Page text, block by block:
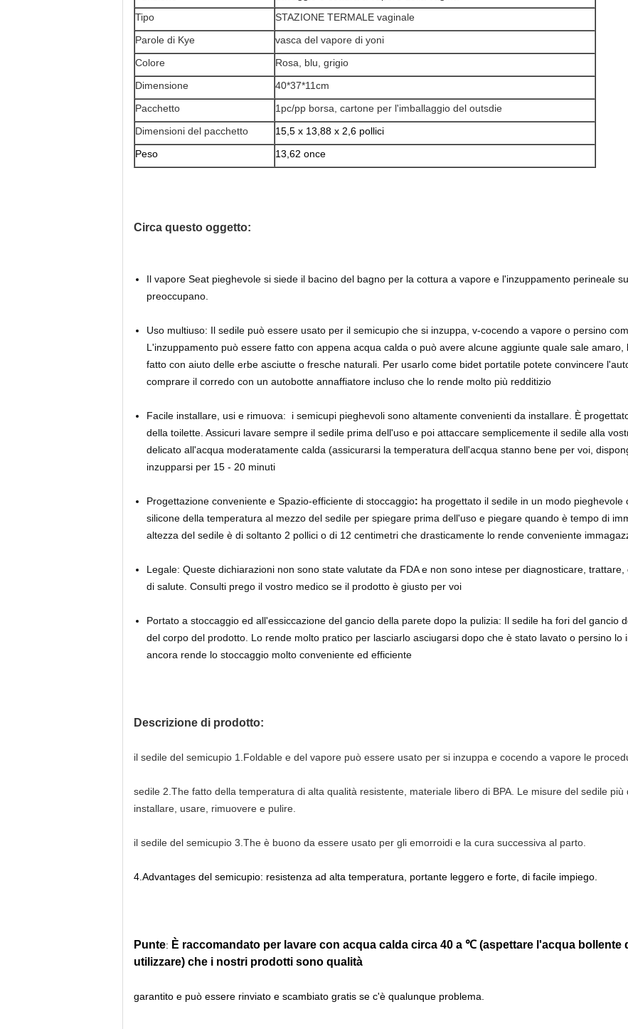
Tipo
STAZIONE TERMALE vaginale
Parole di Kye
vasca del vapore di yoni
Colore
Rosa, blu, grigio
Dimensione
40*37*11cm
Pacchetto
1pc/pp borsa, cartone per l'imballaggio del outsdie
Dimensioni del pacchetto
15,5 x 13,88 x 2,6 pollici
Peso
13,62 once
Circa questo oggetto:
Il vapore Seat pieghevole si siede il bacino del bagno per la cottura a vapore e l'inzuppamento perineale
preoccupano.
Uso multiuso: Il sedile può essere usato per il semicupio che si inzuppa, v-cocendo a vapore o persino
L'inzuppamento può essere fatto con appena acqua calda o può avere alcune aggiunte quale sale
fatto con aiuto delle erbe asciutte o fresche naturali. Per usarlo come bidet portatile potete convincere
comprare il corredo con un autobotte annaffiatore incluso che lo rende molto più redditizio
Facile installare, usi e rimuova: i semicupi pieghevoli sono altamente convenienti da installare. È
della toilette. Assicuri lavare sempre il sedile prima dell'uso e poi attaccare semplicemente il sedile alla
delicato all'acqua moderatamente calda (assicurarsi la temperatura dell'acqua stanno bene per voi,
inzupparsi per 15 - 20 minuti
Progettazione conveniente e Spazio-efficiente di stoccaggio: ha progettato il sedile in un modo
silicone della temperatura al mezzo del sedile per spiegare prima dell'uso e piegare quando è tempo di
altezza del sedile è di soltanto 2 pollici o di 12 centimetri che drasticamente lo rende conveniente
Legale: Queste dichiarazioni non sono state valutate da FDA e non sono intese per diagnosticare,
di salute. Consulti prego il vostro medico se il prodotto è giusto per voi
Portato a stoccaggio ed all'essiccazione del gancio della parete dopo la pulizia: Il sedile ha fori del gancio
del corpo del prodotto. Lo rende molto pratico per lasciarlo asciugarsi dopo che è stato lavato o persino
ancora rende lo stoccaggio molto conveniente ed efficiente
Descrizione di prodotto:
il sedile del semicupio 1.Foldable e del vapore può essere usato per si inzuppa e cocendo a vapore le
sedile 2.The fatto della temperatura di alta qualità resistente, materiale libero di BPA. Le misure del sedile
installare, usare, rimuovere e pulire.
il sedile del semicupio 3.The è buono da essere usato per gli emorroidi e la cura successiva al parto.
4.Advantages del semicupio: resistenza ad alta temperatura, portante leggero e forte, di facile impiego.
Punte: È raccomandato per lavare con acqua calda circa 40 a ℃ (aspettare l'acqua
utilizzare) che i nostri prodotti sono qualità
garantito e può essere rinviato e scambiato gratis se c'è qualunque problema.